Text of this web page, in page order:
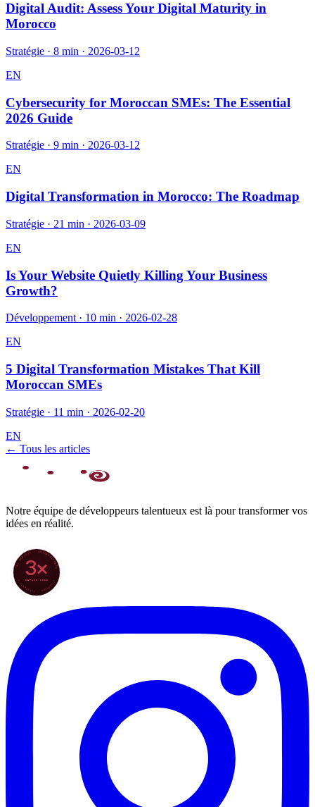
Digital Audit: Assess Your Digital Maturity in
Morocco
Stratégie · 8 min · 2026-03-12
EN
Cybersecurity for Moroccan SMEs: The Essential
2026 Guide
Stratégie · 9 min · 2026-03-12
EN
Digital Transformation in Morocco: The Roadmap
Stratégie · 21 min · 2026-03-09
EN
Is Your Website Quietly Killing Your Business
Growth?
Développement · 10 min · 2026-02-28
EN
5 Digital Transformation Mistakes That Kill
Moroccan SMEs
Stratégie · 11 min · 2026-02-20
EN
← Tous les articles
Notre équipe de développeurs talentueux est là pour transformer vos
idées en réalité.
70+ PROJETS · INTERNATIONAL
★ CLARODIGI · MOROCCO ★
3×
DEPUIS 2022